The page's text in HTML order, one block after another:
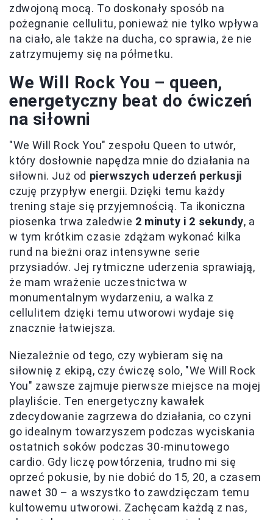
zdwojoną mocą. To doskonały sposób na
pożegnanie cellulitu, ponieważ nie tylko wpływa
na ciało, ale także na ducha, co sprawia, że nie
zatrzymujemy się na półmetku.
We Will Rock You – queen,
energetyczny beat do ćwiczeń
na siłowni
"We Will Rock You" zespołu Queen to utwór,
który dosłownie napędza mnie do działania na
siłowni. Już od pierwszych uderzeń perkusji
czuję przypływ energii. Dzięki temu każdy
trening staje się przyjemnością. Ta ikoniczna
piosenka trwa zaledwie 2 minuty i 2 sekundy, a
w tym krótkim czasie zdążam wykonać kilka
rund na bieżni oraz intensywne serie
przysiadów. Jej rytmiczne uderzenia sprawiają,
że mam wrażenie uczestnictwa w
monumentalnym wydarzeniu, a walka z
cellulitem dzięki temu utworowi wydaje się
znacznie łatwiejsza.
Niezależnie od tego, czy wybieram się na
siłownię z ekipą, czy ćwiczę solo, "We Will Rock
You" zawsze zajmuje pierwsze miejsce na mojej
playliście. Ten energetyczny kawałek
zdecydowanie zagrzewa do działania, co czyni
go idealnym towarzyszem podczas wyciskania
ostatnich soków podczas 30-minutowego
cardio. Gdy liczę powtórzenia, trudno mi się
oprzeć pokusie, by nie dobić do 15, 20, a czasem
nawet 30 – a wszystko to zawdzięczam temu
kultowemu utworowi. Zachęcam każdą z nas,